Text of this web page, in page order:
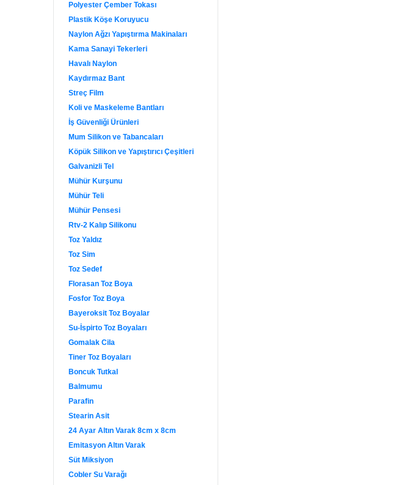
Polyester Çember Tokası
Plastik Köşe Koruyucu
Naylon Ağzı Yapıştırma Makinaları
Kama Sanayi Tekerleri
Havalı Naylon
Kaydırmaz Bant
Streç Film
Koli ve Maskeleme Bantları
İş Güvenliği Ürünleri
Mum Silikon ve Tabancaları
Köpük Silikon ve Yapıştırıcı Çeşitleri
Galvanizli Tel
Mühür Kurşunu
Mühür Teli
Mühür Pensesi
Rtv-2 Kalıp Silikonu
Toz Yaldız
Toz Sim
Toz Sedef
Florasan Toz Boya
Fosfor Toz Boya
Bayeroksit Toz Boyalar
Su-İspirto Toz Boyaları
Gomalak Cila
Tiner Toz Boyaları
Boncuk Tutkal
Balmumu
Parafin
Stearin Asit
24 Ayar Altın Varak 8cm x 8cm
Emitasyon Altın Varak
Süt Miksiyon
Cobler Su Varağı